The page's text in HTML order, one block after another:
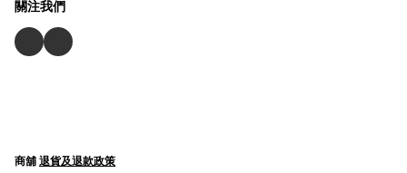
關注我們
商舖 退貨及退款政策